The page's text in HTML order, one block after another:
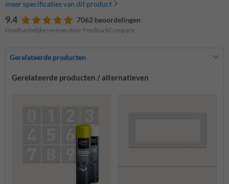
meer specificaties van dit product
9.4 7062 beoordelingen
Onafhankelijke reviews door FeedbackCompany
Gerelateerde producten
Gerelateerde producten / alternatieven